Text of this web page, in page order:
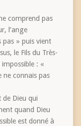
comprend pas
l’ange
pas » puis vient
le Fils du Très-
: «
ne connais pas
de Dieu qui
quand Dieu
est donné à